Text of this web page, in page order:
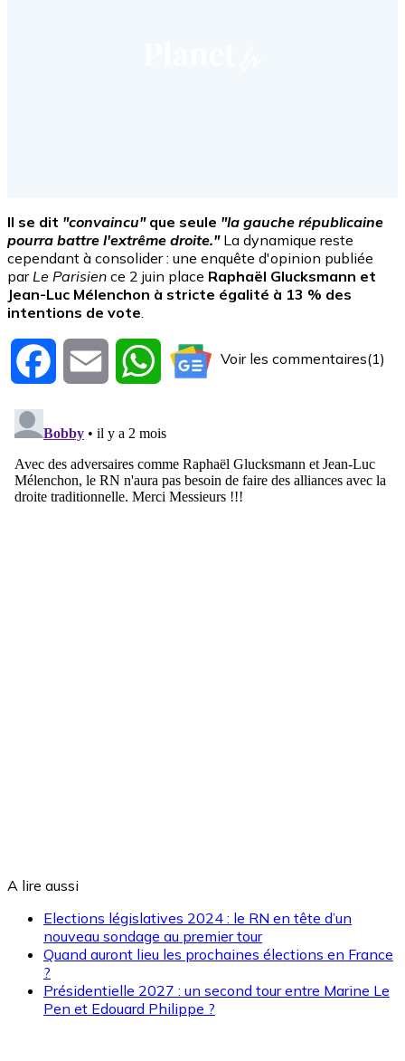
Il se dit "convaincu"que seule "la gauche républicaine
pourra battre l'extrême droite." La dynamique reste
cependant à consolider : une enquête d'opinion publiée
parLe Parisien ce 2 juin place Raphaël Glucksmann et
Jean-Luc Mélenchon à stricte égalité à 13 % des
intentions de vote.
Facebook Email WhatsAppVoir les commentaires(1)
A lire aussi
Elections législatives 2024 : le RN en tête d’un
nouveau sondage au premier tour
Quand auront lieu les prochaines élections en France
?
Présidentielle 2027 : un second tour entre Marine Le
Pen et Edouard Philippe ?